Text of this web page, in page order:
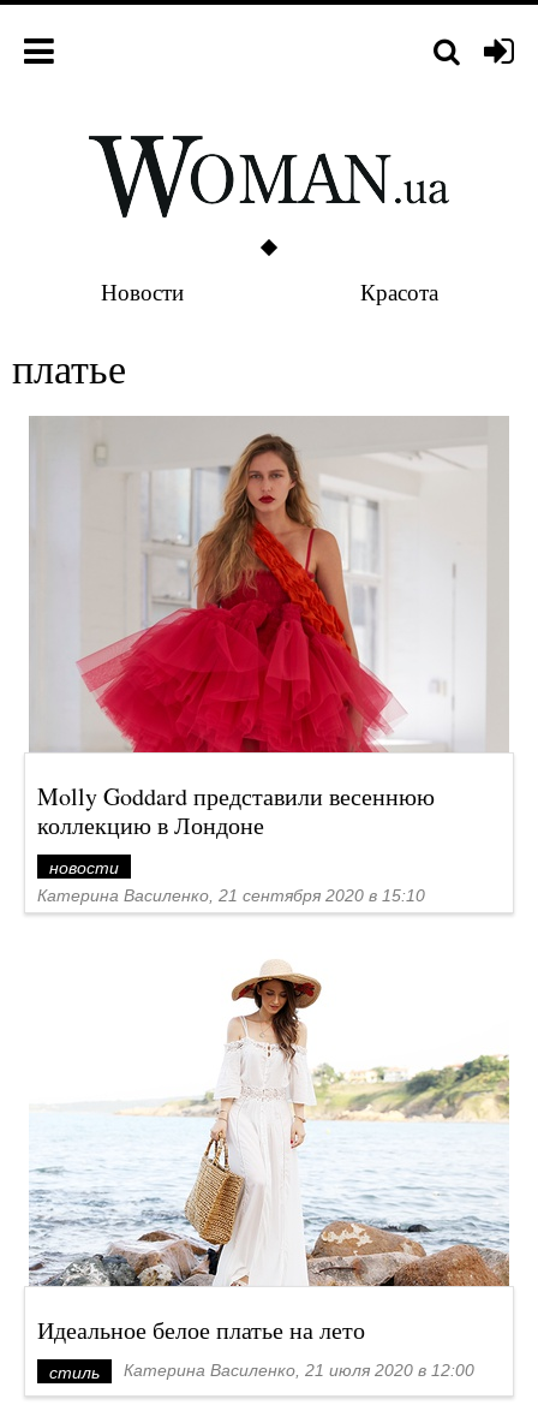
Новости Красота
платье
Molly Goddard представили весеннюю
коллекцию в Лондоне
новости
Катерина Василенко, 21 сентября 2020 в 15:10
Идеальное белое платье на лето
стиль Катерина Василенко, 21 июля 2020 в 12:00